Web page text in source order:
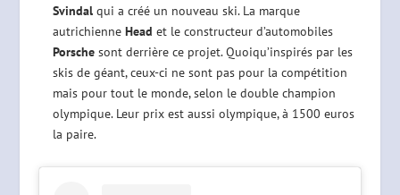
Svindal qui a créé un nouveau ski. La marque
autrichienne Head et le constructeur d’automobiles
Porsche sont derrière ce projet. Quoiqu’inspirés par les
skis de géant, ceux-ci ne sont pas pour la compétition
mais pour tout le monde, selon le double champion
olympique. Leur prix est aussi olympique, à 1500 euros
la paire.